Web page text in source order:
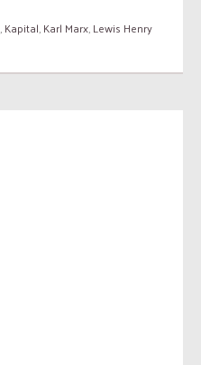
,Kapital,Karl Marx,Lewis Henry